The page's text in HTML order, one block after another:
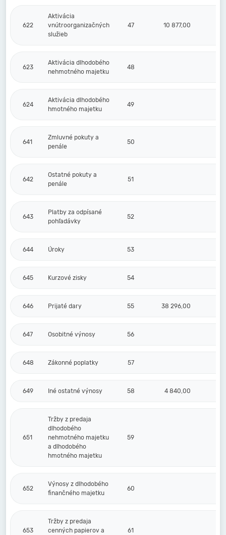
622
Aktivácia
vnútroorganizačných
služieb
47 10 877,00
623
Aktivácia dlhodobého
nehmotného majetku
48
624
Aktivácia dlhodobého
hmotného majetku
49
641
Zmluvné pokuty a
penále
50
642
Ostatné pokuty a
penále
51
643
Platby za odpísané
pohľadávky
52
644 Úroky 53
645 Kurzové zisky 54
646 Prijaté dary 55 38 296,00
647 Osobitné výnosy 56
648 Zákonné poplatky 57
649 Iné ostatné výnosy 58 4 840,00
651
Tržby z predaja
dlhodobého
nehmotného majetku
a dlhodobého
hmotného majetku
59
652
Výnosy z dlhodobého
finančného majetku
60
653
Tržby z predaja
cenných papierov a
61